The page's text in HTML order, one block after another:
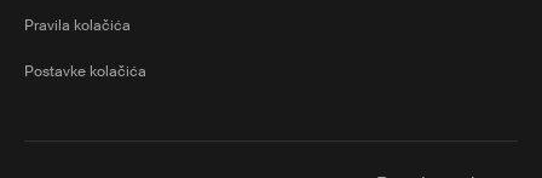
Pravila kolačića
Postavke kolačića